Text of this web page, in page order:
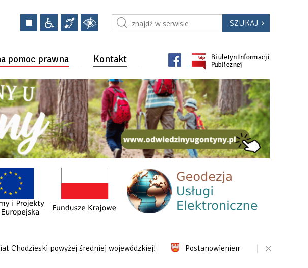
pomoc prawna Kontakt
powyżej średniej wojewódzkiej! Postanowieniem z dnia 05.09.2023r. -